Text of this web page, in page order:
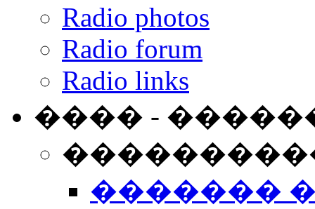
Radio photos
Radio forum
Radio links
���� -
�������